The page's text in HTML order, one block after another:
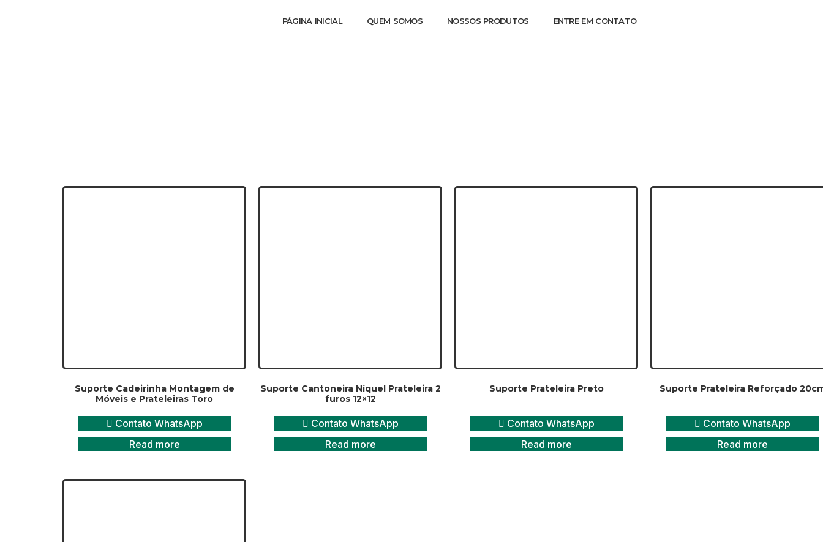
PÁGINA INICIAL QUEM SOMOS NOSSOS PRODUTOS ENTRE EM CONTATO
Suporte Cadeirinha Montagem de
Móveis e Prateleiras Toro
Contato WhatsApp
Read more
Suporte Cantoneira Níquel Prateleira 2
furos 12×12
Contato WhatsApp
Read more
Suporte Prateleira Preto
Contato WhatsApp
Read more
Suporte Prateleira Reforçado
Contato WhatsApp
Read more